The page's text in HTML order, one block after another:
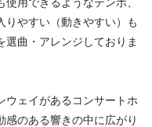
りやすい（動きやすい）も
曲・アレンジしておりま
ウェイがあるコンサートホ
感のある響きの中に広がり